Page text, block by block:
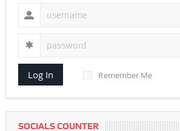
Log In Remember Me
SOCIALS COUNTER